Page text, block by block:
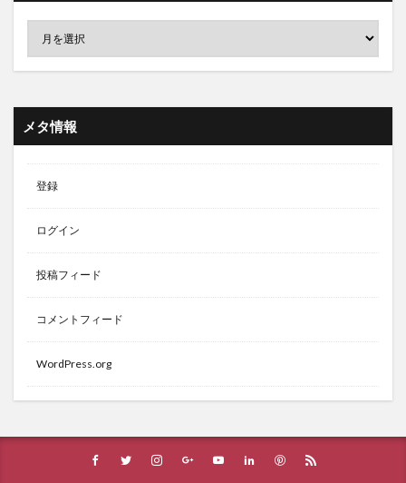
メタ情報
登録
ログイン
投稿フィード
コメントフィード
WordPress.org